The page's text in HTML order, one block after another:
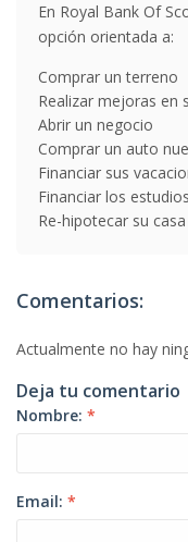
En Royal Bank Of
opción orientada a:
Comprar un terreno
Realizar mejoras en
Abrir un negocio
Comprar un auto
Financiar sus
Financiar los
Re-hipotecar su casa
Comentarios:
Actualmente no hay
Deja tu comentario
Nombre: *
Email: *